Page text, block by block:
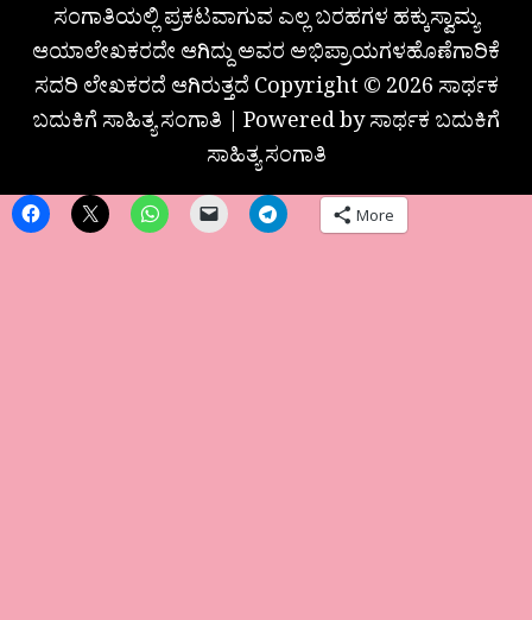
ಸಂಗಾತಿಯಲ್ಲಿ ಪ್ರಕಟವಾಗುವ ಎಲ್ಲ ಬರಹಗಳ ಹಕ್ಕುಸ್ವಾಮ್ಯ
ಆಯಾಲೇಖಕರದೇ ಆಗಿದ್ದು ಅವರ ಅಭಿಪ್ರಾಯಗಳಹೊಣೆಗಾರಿಕೆ
ಸದರಿ ಲೇಖಕರದೆ ಆಗಿರುತ್ತದೆ Copyright © 2026 ಸಾರ್ಥಕ
ಬದುಕಿಗೆ ಸಾಹಿತ್ಯ ಸಂಗಾತಿ | Powered by ಸಾರ್ಥಕ ಬದುಕಿಗೆ
ಸಾಹಿತ್ಯ ಸಂಗಾತಿ
More